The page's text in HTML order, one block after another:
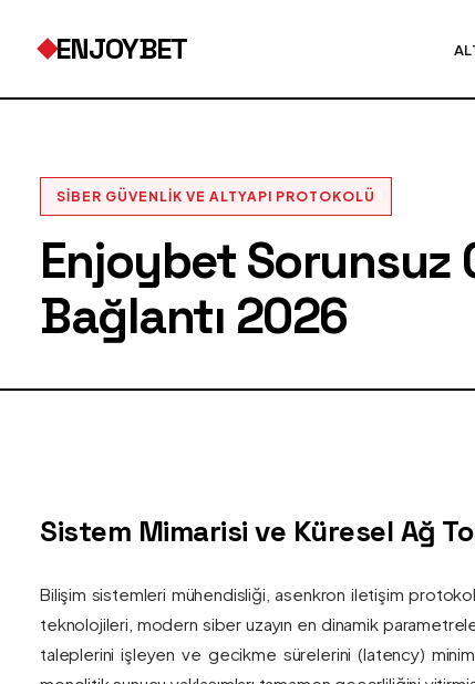
ENJOYBET
SIBER GÜVENLIK VE ALTYAPI PROTOKOLÜ
Enjoybet Sorunsuz
Bağlantı 2026
Sistem Mimarisi ve Küresel Ağ
Bilişim sistemleri mühendisliği, asenkron iletişim
teknolojileri, modern siber uzayın en dinamik
taleplerini işleyen ve gecikme sürelerini (latency)